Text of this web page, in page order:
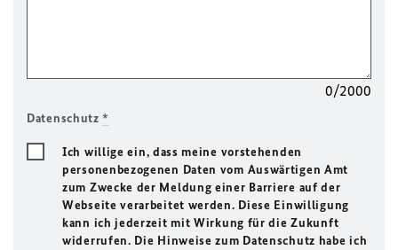
0/2000
Datenschutz*
Ich willige ein, dass meine vorstehenden
personenbezogenen Daten vom Auswärtigen Amt
zum Zwecke der Meldung einer Barriere auf der
Webseite verarbeitet werden. Diese Einwilligung
kann ich jederzeit mit Wirkung für die Zukunft
widerrufen. Die Hinweise zum Datenschutz habe ich